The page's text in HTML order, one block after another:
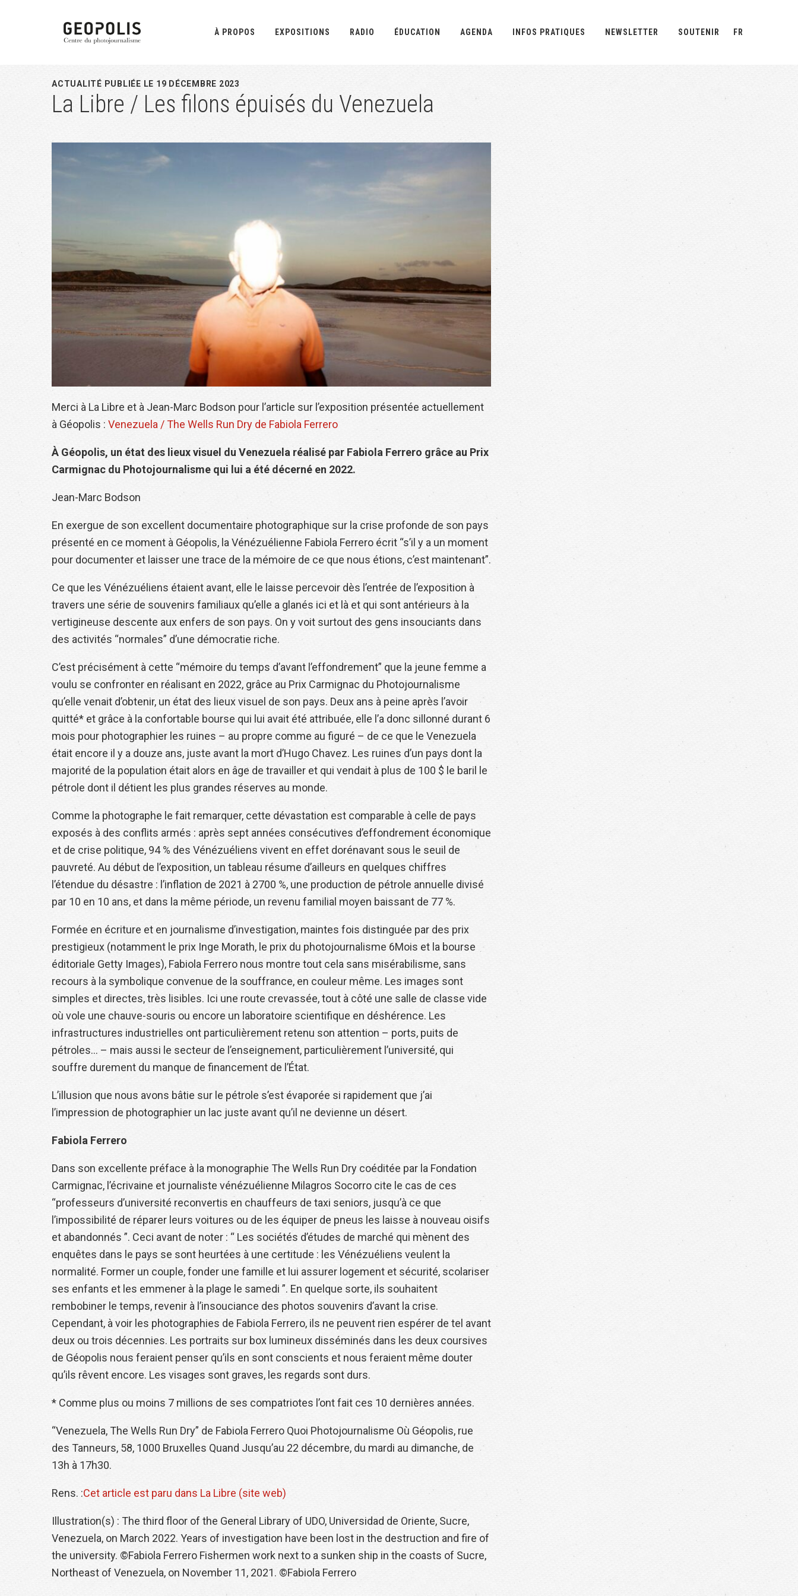
principale
latérale
À PROPOS EXPOSITIONS RADIO ÉDUCATION AGENDA INFOS PRATIQUES NEWSLETTER SOUTENIR FR
ACTUALITÉ PUBLIÉE LE 19 DÉCEMBRE 2023
La Libre / Les filons épuisés du Venezuela
Merci à La Libre et à Jean-Marc Bodson pour l’article sur l’exposition présentée actuellement
à Géopolis : Venezuela / The Wells Run Dry de Fabiola Ferrero
À Géopolis, un état des lieux visuel du Venezuela réalisé par Fabiola Ferrero grâce au Prix
Carmignac du Photojournalisme qui lui a été décerné en 2022.
Jean-Marc Bodson
En exergue de son excellent documentaire photographique sur la crise profonde de son pays
présenté en ce moment à Géopolis, la Vénézuélienne Fabiola Ferrero écrit “s’il y a un moment
pour documenter et laisser une trace de la mémoire de ce que nous étions, c’est maintenant”.
Ce que les Vénézuéliens étaient avant, elle le laisse percevoir dès l’entrée de l’exposition à
travers une série de souvenirs familiaux qu’elle a glanés ici et là et qui sont antérieurs à la
vertigineuse descente aux enfers de son pays. On y voit surtout des gens insouciants dans
des activités “normales” d’une démocratie riche.
C’est précisément à cette “mémoire du temps d’avant l’effondrement” que la jeune femme a
voulu se confronter en réalisant en 2022, grâce au Prix Carmignac du Photojournalisme
qu’elle venait d’obtenir, un état des lieux visuel de son pays. Deux ans à peine après l’avoir
quitté* et grâce à la confortable bourse qui lui avait été attribuée, elle l’a donc sillonné durant 6
mois pour photographier les ruines – au propre comme au figuré – de ce que le Venezuela
était encore il y a douze ans, juste avant la mort d’Hugo Chavez. Les ruines d’un pays dont la
majorité de la population était alors en âge de travailler et qui vendait à plus de 100 $ le baril le
pétrole dont il détient les plus grandes réserves au monde.
Comme la photographe le fait remarquer, cette dévastation est comparable à celle de pays
exposés à des conflits armés : après sept années consécutives d’effondrement économique
et de crise politique, 94 % des Vénézuéliens vivent en effet dorénavant sous le seuil de
pauvreté. Au début de l’exposition, un tableau résume d’ailleurs en quelques chiffres
l’étendue du désastre : l’inflation de 2021 à 2700 %, une production de pétrole annuelle divisé
par 10 en 10 ans, et dans la même période, un revenu familial moyen baissant de 77 %.
Formée en écriture et en journalisme d’investigation, maintes fois distinguée par des prix
prestigieux (notamment le prix Inge Morath, le prix du photojournalisme 6Mois et la bourse
éditoriale Getty Images), Fabiola Ferrero nous montre tout cela sans misérabilisme, sans
recours à la symbolique convenue de la souffrance, en couleur même. Les images sont
simples et directes, très lisibles. Ici une route crevassée, tout à côté une salle de classe vide
où vole une chauve-souris ou encore un laboratoire scientifique en déshérence. Les
infrastructures industrielles ont particulièrement retenu son attention – ports, puits de
pétroles… – mais aussi le secteur de l’enseignement, particulièrement l’université, qui
souffre durement du manque de financement de l’État.
L’illusion que nous avons bâtie sur le pétrole s’est évaporée si rapidement que j’ai
l’impression de photographier un lac juste avant qu’il ne devienne un désert.
Fabiola Ferrero
Dans son excellente préface à la monographie The Wells Run Dry coéditée par la Fondation
Carmignac, l’écrivaine et journaliste vénézuélienne Milagros Socorro cite le cas de ces
“professeurs d’université reconvertis en chauffeurs de taxi seniors, jusqu’à ce que
l’impossibilité de réparer leurs voitures ou de les équiper de pneus les laisse à nouveau oisifs
et abandonnés ”. Ceci avant de noter : “ Les sociétés d’études de marché qui mènent des
enquêtes dans le pays se sont heurtées à une certitude : les Vénézuéliens veulent la
normalité. Former un couple, fonder une famille et lui assurer logement et sécurité, scolariser
ses enfants et les emmener à la plage le samedi ”. En quelque sorte, ils souhaitent
rembobiner le temps, revenir à l’insouciance des photos souvenirs d’avant la crise.
Cependant, à voir les photographies de Fabiola Ferrero, ils ne peuvent rien espérer de tel avant
deux ou trois décennies. Les portraits sur box lumineux disséminés dans les deux coursives
de Géopolis nous feraient penser qu’ils en sont conscients et nous feraient même douter
qu’ils rêvent encore. Les visages sont graves, les regards sont durs.
* Comme plus ou moins 7 millions de ses compatriotes l’ont fait ces 10 dernières années.
“Venezuela, The Wells Run Dry” de Fabiola Ferrero Quoi Photojournalisme Où Géopolis, rue
des Tanneurs, 58, 1000 Bruxelles Quand Jusqu’au 22 décembre, du mardi au dimanche, de
13h à 17h30.
Rens. :Cet article est paru dans La Libre (site web)
Illustration(s) : The third floor of the General Library of UDO, Universidad de Oriente, Sucre,
Venezuela, on March 2022. Years of investigation have been lost in the destruction and fire of
the university. ©Fabiola Ferrero Fishermen work next to a sunken ship in the coasts of Sucre,
Northeast of Venezuela, on November 11, 2021. ©Fabiola Ferrero